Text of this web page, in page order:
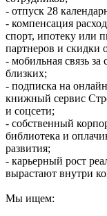
- отпуск 28
- компенсация
спорт, ипотеку или
партнеров и скидки
- мобильная связь
близких;
- подписка на
книжный сервис
и соцсети;
- собственный
библиотека и
развития;
- карьерный рост
вырастают внутри
Мы ищем: